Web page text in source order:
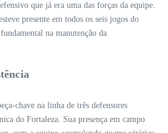
que já era uma das forças da equipe.
presente em todos os seis jogos do
na manutenção da
chave na linha de três defensores
do Fortaleza. Sua presença em campo